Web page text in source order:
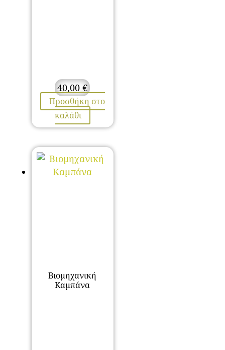
40,00€
Προσθήκη στο
καλάθι
Βιομηχανική
Καμπάνα